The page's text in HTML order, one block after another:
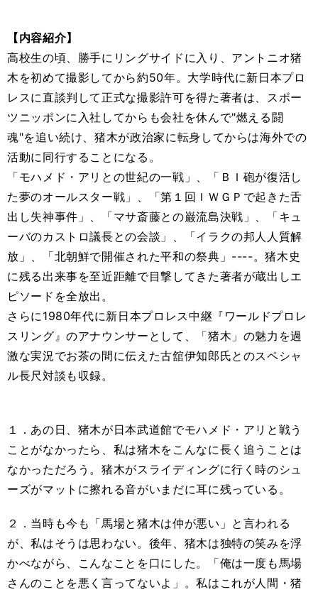
【内容紹介】
高校生の頃、勝手にリングサイドに入り、アントニオ猪
木を初めて撮影してから約50年。大学時代に新日本プロ
レスに直談判して正式な撮影許可を得た著者は、スポー
ツニッポンに入社してからも会社を休んで"燃える闘
魂"を追い続け、猪木が政治家に転身してからは海外での
活動に同行することになる。
「モハメド・アリとの世紀の一戦」、「ＢＩ砲が復活し
た夢のオールスター戦」、「第１回ＩＷＧＰで起きた舌
出し失神事件」、「マサ斎藤との巌流島決戦」、「キュ
ーバのカストロ議長との会談」、「イラクの邦人人質解
放」、「北朝鮮で開催された平和の祭典」----。猪木史
に残る出来事を至近距離で目撃してきた著者が蔵出しエ
ピソードを全放出。
さらに1980年代に新日本プロレス中継『ワールドプロレ
スリング』のアナウンサーとして、「猪木」の魅力を過
激な実況でお茶の間に伝えた古舘伊知郎氏とのスペシャ
ル長尺対談も収録。
１．あの日、猪木が日本武道館でモハメド・アリと戦う
ことがなかったら、私は猪木をこんなに長く追うことは
なかっただろう。猪木がスライディングに行く時のシュ
ーズがマットに擦れる音がいまだに耳に残っている。
２．当時も今も「馬場と猪木は仲が悪い」と言われる
が、私はそうは思わない。後年、猪木は独特の笑みを浮
かべながら、こんなことを口にした。「俺は一度も馬場
さんのことを悪く言ってないよ」。私はこれが人間・猪